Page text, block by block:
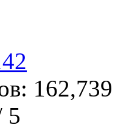
162,739
5